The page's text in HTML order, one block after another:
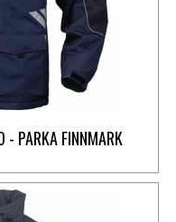
- PARKA FINNMARK